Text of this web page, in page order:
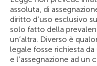
assoluta, di
diritto d’uso esclusivo
solo fatto della
un’altra. Diverso è
legale fosse richiesta
e l’assegnazione ad un